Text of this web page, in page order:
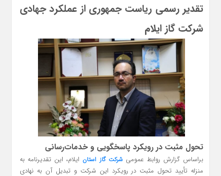
تقدیر رسمی ریاست جمهوری از عملکرد جهادی
شرکت گاز ایلام
تحول مثبت در رویکرد پاسخگویی و خدمات‌رسانی
براساس گزارش روابط عمومیشرکت گاز استان ایلام، این تقدیرنامه به
منزله تأیید تحول مثبت در رویکرد این شرکت و تبدیل آن به نهادی